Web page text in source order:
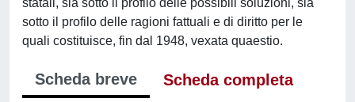
statali, sia sotto il profilo delle possibili soluzioni, sia
sotto il profilo delle ragioni fattuali e di diritto per le
quali costituisce, fin dal 1948, vexata quaestio.
Scheda breve
Scheda completa